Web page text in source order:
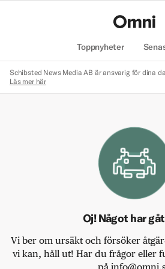
Toppnyheter
Schibsted News Media AB är ansvarig för dina
Läs mer här
Oj! Något har
Vi ber om ursäkt och försöker
vi kan, håll ut! Har du frågor eller